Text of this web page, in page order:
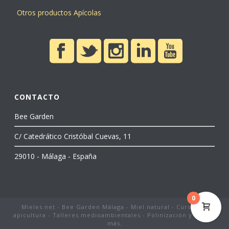
Otros productos Apícolas
CONTACTO
Bee Garden
C/ Catedrático Cristóbal Cuevas, 11
29010 - Málaga - España
Mieles.net - Bee Garden Málaga - Miel natural - Cursos de
apicultura - Talleres medioambientales - Polinización y mucho
más.
0